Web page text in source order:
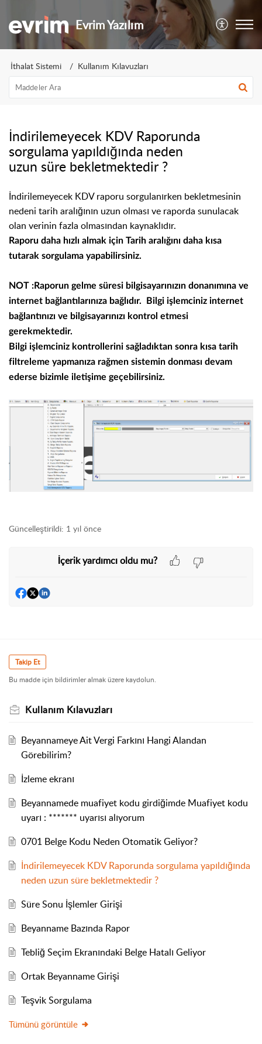
Evrim Yazılım
İthalat Sistemi Kullanım Kılavuzları
İndirilemeyecek KDV Raporunda
sorgulama yapıldığında neden
uzun süre bekletmektedir ?
İndirilemeyecek KDV raporu sorgulanırken bekletmesinin
nedeni tarih aralığının uzun olması ve raporda sunulacak
olan verinin fazla olmasından kaynaklıdır.
Raporu daha hızlı almak için Tarih aralığını daha kısa
tutarak sorgulama yapabilirsiniz.
NOT :Raporun gelme süresi bilgisayarınızın donanımına ve
internet bağlantılarınıza bağlıdır. Bilgi işlemciniz internet
bağlantınızı ve bilgisayarınızı kontrol etmesi
gerekmektedir.
Bilgi işlemciniz kontrollerini sağladıktan sonra kısa tarih
filtreleme yapmanıza rağmen sistemin donması devam
ederse bizimle iletişime geçebilirsiniz.
Güncelleştirildi: 1 yıl önce
İçerik yardımcı oldu mu?
Takip Et
Bu madde için bildirimler almak üzere kaydolun.
Kullanım Kılavuzları
Beyannameye Ait Vergi Farkını Hangi Alandan
Görebilirim?
İzleme ekranı
Beyannamede muafiyet kodu girdiğimde Muafiyet kodu
uyarı : ******* uyarısı alıyorum
0701 Belge Kodu Neden Otomatik Geliyor?
İndirilemeyecek KDV Raporunda sorgulama yapıldığında
neden uzun süre bekletmektedir ?
Süre Sonu İşlemler Girişi
Beyanname Bazında Rapor
Tebliğ Seçim Ekranındaki Belge Hatalı Geliyor
Ortak Beyanname Girişi
Teşvik Sorgulama
Tümünü görüntüle